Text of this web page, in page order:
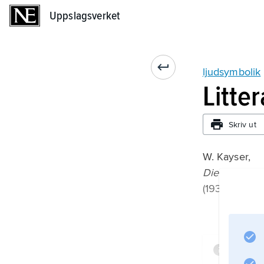
Uppslagsverket
ljudsymbolik
Skriv ut
W. Kayser,
Die
(1932).